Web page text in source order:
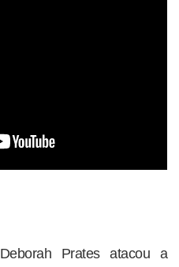
Prates atacou a